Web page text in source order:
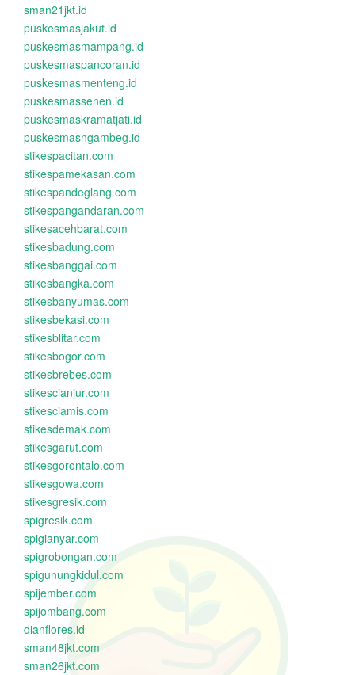
sman21jkt.id
puskesmasjakut.id
puskesmasmampang.id
puskesmaspancoran.id
puskesmasmenteng.id
puskesmassenen.id
puskesmaskramatjati.id
puskesmasngambeg.id
stikespacitan.com
stikespamekasan.com
stikespandeglang.com
stikespangandaran.com
stikesacehbarat.com
stikesbadung.com
stikesbanggai.com
stikesbangka.com
stikesbanyumas.com
stikesbekasi.com
stikesblitar.com
stikesbogor.com
stikesbrebes.com
stikescianjur.com
stikesciamis.com
stikesdemak.com
stikesgarut.com
stikesgorontalo.com
stikesgowa.com
stikesgresik.com
spigresik.com
spigianyar.com
spigrobongan.com
spigunungkidul.com
spijember.com
spijombang.com
dianflores.id
sman48jkt.com
sman26jkt.com